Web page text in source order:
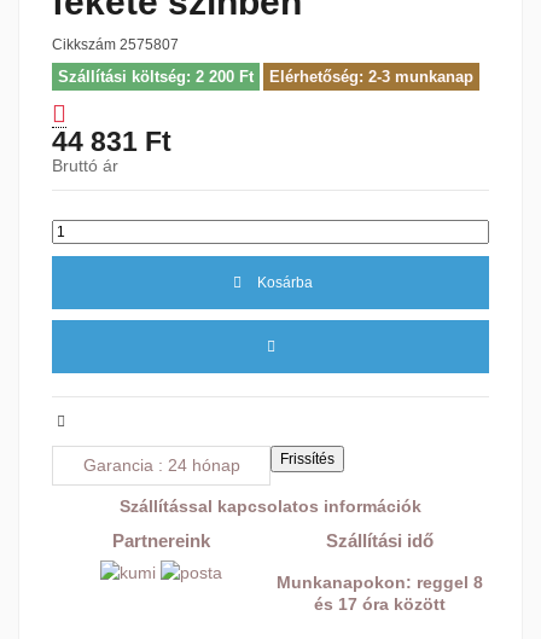
Cikkszám 2575807
Szállítási költség: 2 200 Ft Elérhetőség: 2-3 munkanap
44 831 Ft
Bruttó ár
Kosárba
Garancia 24 hónap
Szállítással kapcsolatos információk
Partnereink Szállítási idő
Munkanapokon: reggel 8
és 17 óra között